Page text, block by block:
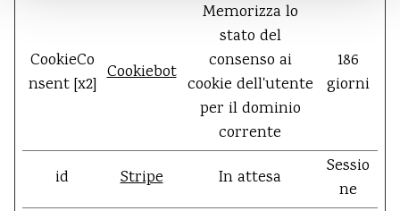
CookieCo
nsent [x2]
Cookiebot
Memorizza lo
stato del
consenso ai
cookie dell'utente
per il dominio
corrente
186
giorni
id Stripe In attesa
Sessio
ne